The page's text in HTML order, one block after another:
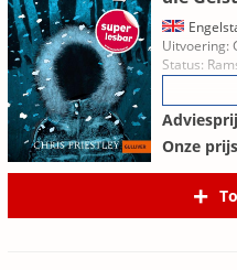
Uitvoering:
Status:
Onze prijs